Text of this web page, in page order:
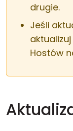
drugie.
Jeśli
Hostów